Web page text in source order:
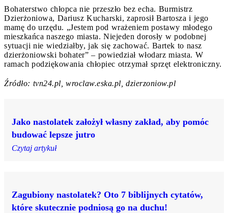
Bohaterstwo chłopca nie przeszło bez echa. Burmistrz
Dzierżoniowa, Dariusz Kucharski, zaprosił Bartosza i jego
mamę do urzędu. „Jestem pod wrażeniem postawy młodego
mieszkańca naszego miasta. Niejeden dorosły w podobnej
sytuacji nie wiedziałby, jak się zachować. Bartek to nasz
dzierżoniowski bohater” – powiedział włodarz miasta. W
ramach podziękowania chłopiec otrzymał sprzęt elektroniczny.
Źródło: tvn24.pl, wroclaw.eska.pl, dzierzoniow.pl
Jako nastolatek założył własny zakład, aby pomóc
budować lepsze jutro
Czytaj artykuł
Zagubiony nastolatek? Oto 7 biblijnych cytatów,
które skutecznie podniosą go na duchu!